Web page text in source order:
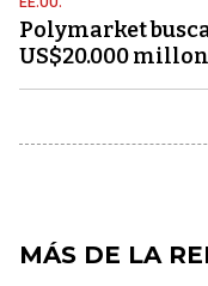
Polymarket
US$20.000
MÁS DE LA